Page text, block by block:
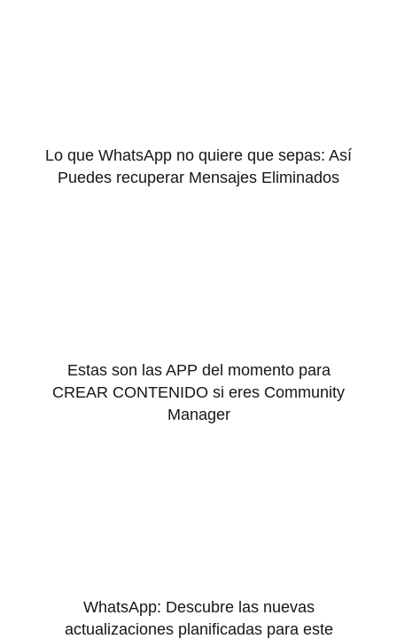
Lo que WhatsApp no quiere que sepas: Así
Puedes recuperar Mensajes Eliminados
Estas son las APP del momento para
CREAR CONTENIDO si eres Community
Manager
WhatsApp: Descubre las nuevas
actualizaciones planificadas para este